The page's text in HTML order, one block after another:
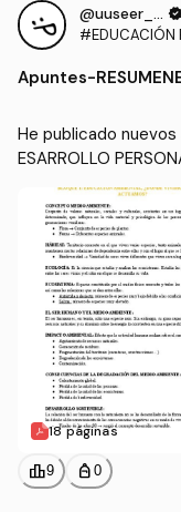
#EDUCACIÓN
SOCIAL Y
Apuntes-
He publicado nuevos
ESARROLLO
MENES-TEMAS-
18 páginas
leaderboard9 personal_bag 0